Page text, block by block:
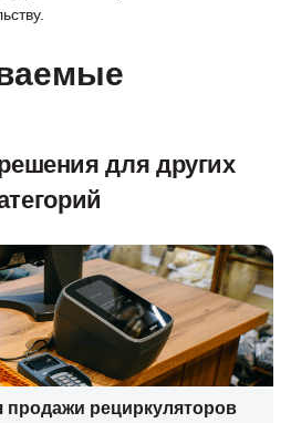
для других
рециркуляторов